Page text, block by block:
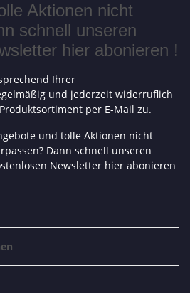
Aktionen nicht
schnell unseren
hier abonieren !
Ihrer
und jederzeit widerruflich
per E-Mail zu.
und tolle Aktionen nicht
Dann schnell unseren
Newsletter hier abonieren